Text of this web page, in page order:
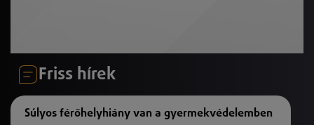
Friss hírek
Súlyos férőhelyhiány van a gyermekvédelemben